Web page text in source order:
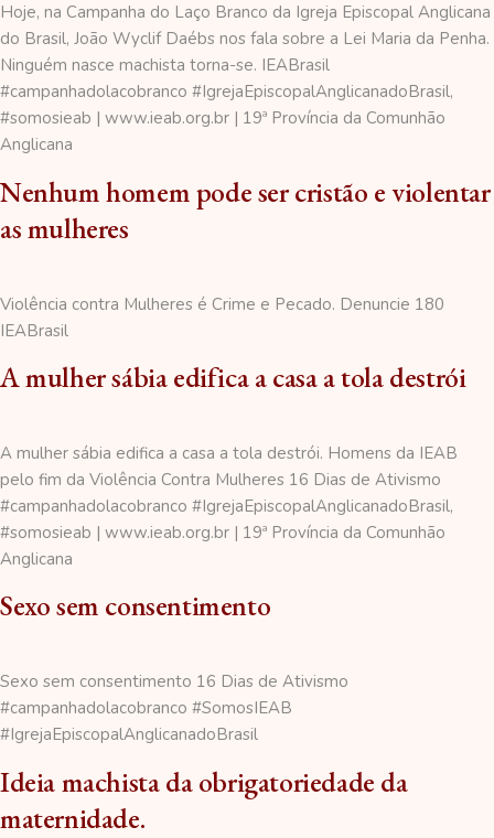
Hoje, na Campanha do Laço Branco da Igreja Episcopal Anglicana
do Brasil, João Wyclif Daébs nos fala sobre a Lei Maria da Penha.
Ninguém nasce machista torna-se. IEABrasil
#campanhadolacobranco #IgrejaEpiscopalAnglicanadoBrasil,
#somosieab | www.ieab.org.br | 19ª Província da Comunhão
Anglicana
Nenhum homem pode ser cristão e violentar
as mulheres
Violência contra Mulheres é Crime e Pecado. Denuncie 180
IEABrasil
A mulher sábia edifica a casa a tola destrói
A mulher sábia edifica a casa a tola destrói. Homens da IEAB
pelo fim da Violência Contra Mulheres 16 Dias de Ativismo
#campanhadolacobranco #IgrejaEpiscopalAnglicanadoBrasil,
#somosieab | www.ieab.org.br | 19ª Província da Comunhão
Anglicana
Sexo sem consentimento
Sexo sem consentimento 16 Dias de Ativismo
#campanhadolacobranco #SomosIEAB
#IgrejaEpiscopalAnglicanadoBrasil
Ideia machista da obrigatoriedade da
maternidade.